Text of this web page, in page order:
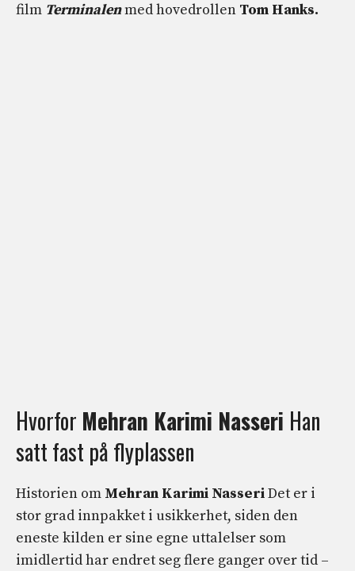
film Terminalenmed hovedrollen Tom Hanks.
Hvorfor Mehran Karimi Nasseri Han
satt fast på flyplassen
Historien om Mehran Karimi NasseriDet er i
stor grad innpakket i usikkerhet, siden den
eneste kilden er sine egne uttalelser som
imidlertid har endret seg flere ganger over tid –